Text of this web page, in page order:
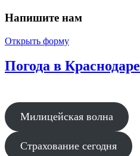
Напишите нам
Открыть форму
Погода в Краснодаре
Милицейская волна
Страхование сегодня